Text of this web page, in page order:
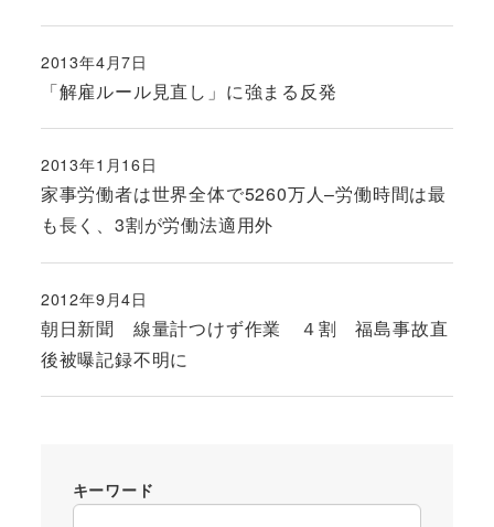
「解雇ルール見直し」に強まる反発
投稿日
2013年4月7日
家事労働者は世界全体で5260万人–労働時間は最
も長く、3割が労働法適用外
投稿日
2013年1月16日
朝日新聞 線量計つけず作業 ４割 福島事故直
後被曝記録不明に
投稿日
2012年9月4日
キーワード